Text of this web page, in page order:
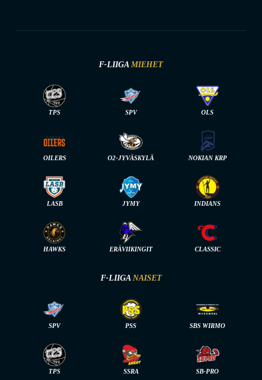
F-LIIGA MIEHET
TPS SPV OLS
OILERS O2-JYVÄSKYLÄ NOKIAN KRP
LASB JYMY INDIANS
HAWKS ERÄVIIKINGIT CLASSIC
F-LIIGA NAISET
SPV PSS SBS WIRMO
TPS SSRA SB-PRO